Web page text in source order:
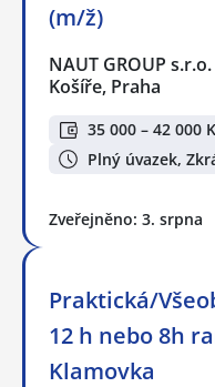
(m/ž)
NAUT GROUP s.r.o.
Košíře, Praha
35 000 – 42 000
Plný úvazek,
Zveřejněno: 3. srpna
Praktická/
12 h nebo 8h
Klamovka